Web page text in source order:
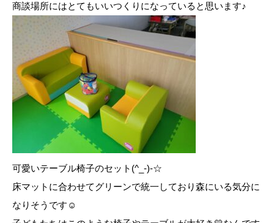
商談場所にはとてもいいつくりになっていると思います♪
可愛いテーブル椅子のセット(^_-)-☆
床マットに合わせてグリーンで統一しており森にいる気分に
なりそうです☺